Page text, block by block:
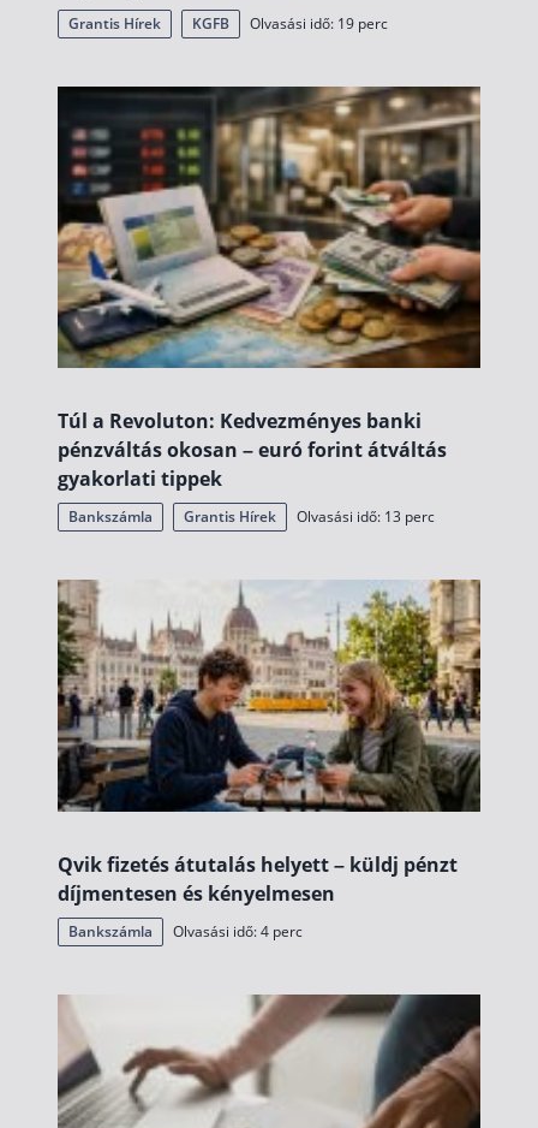
Grantis Hírek KGFB Olvasási idő: 19 perc
Túl a Revoluton: Kedvezményes banki
pénzváltás okosan – euró forint átváltás
gyakorlati tippek
Bankszámla Grantis Hírek Olvasási idő: 13 perc
Qvik fizetés átutalás helyett – küldj pénzt
díjmentesen és kényelmesen
Bankszámla Olvasási idő: 4 perc